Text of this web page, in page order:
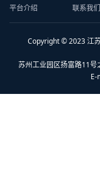
平台介绍 联系我们
Copyright © 2023 江
苏州工业园区扬富路11
E-